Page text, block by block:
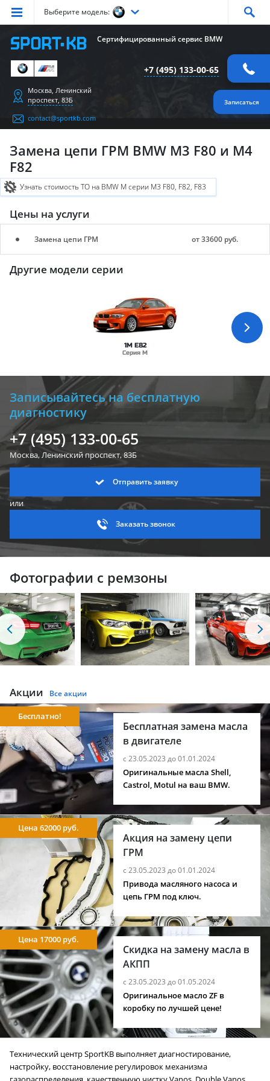
Выберите модель:
Серия Серия Серия
СерияX3
Серия X4 X6 СерияZ4 СерияM
Сертифицированный сервис BMW
+7 (495) 133-00-65
Записаться
Москва, Ленинский
проспект, 83Б
contact@sportkb.com
Замена цепи ГРМ BMW M3 F80 и M4
F82
Узнать стоимость ТО на BMW M серии M3 F80, F82, F83
Цены на услуги
Замена цепи ГРМ от 33600 руб.
Другие модели серии
1M E82
Серия M
Записывайтесь на бесплатную
диагностику
+7 (495) 133-00-65
Москва, Ленинскийпроспект, 83Б
Отправить заявку
или
Заказать звонок
Фотографии с ремзоны
Акции Все акции
Бесплатная замена масла
в двигателе
с 23.05.2023 до 01.01.2024
Бесплатно!
Оригинальные масла Shell,
Castrol, Motul на ваш BMW.
Акция на замену цепи
ГРМ
с 23.05.2023 до 01.01.2024
Цена 62000 руб.
Привода масляного насоса и
цепь ГРМ под ключ.
Скидка на замену масла в
АКПП
с 23.05.2023 до 01.05.2024
Цена 17000 руб.
Оригинальное масло ZF в
коробку по лучшей цене!
Технический центр SportKB выполняет диагностирование,
настройку, восстановление регулировок механизма